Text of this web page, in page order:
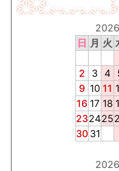
日 月 火
2
3 4
9 10 11
16 17 18
232425
30 31